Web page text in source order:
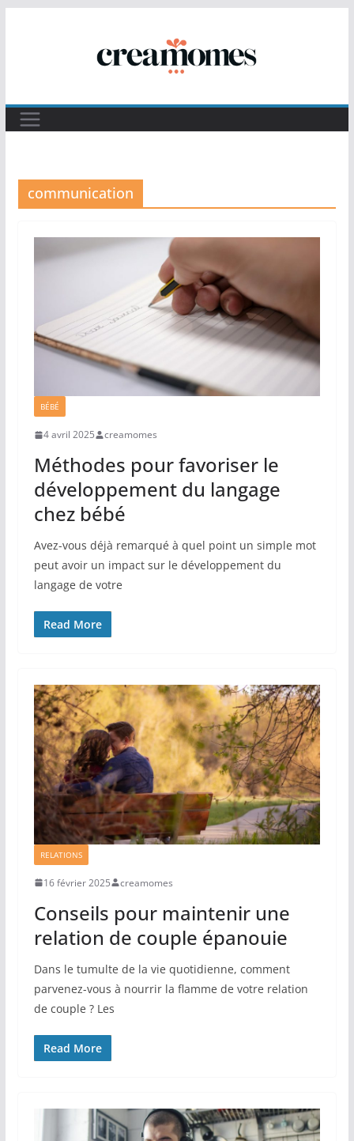
communication
BÉBÉ
4 avril 2025 creamomes
Méthodes pour favoriser le
développement du langage
chez bébé
Avez-vous déjà remarqué à quel point un simple mot
peut avoir un impact sur le développement du
langage de votre
Read More
RELATIONS
16 février 2025 creamomes
Conseils pour maintenir une
relation de couple épanouie
Dans le tumulte de la vie quotidienne, comment
parvenez-vous à nourrir la flamme de votre relation
de couple ? Les
Read More